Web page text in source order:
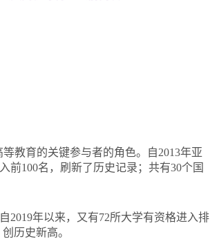
教育的关键参与者的角色。自2013年亚
前100名，刷新了历史记录；共有30个国
2019年以来，又有72所大学有资格进入排
历史新高。